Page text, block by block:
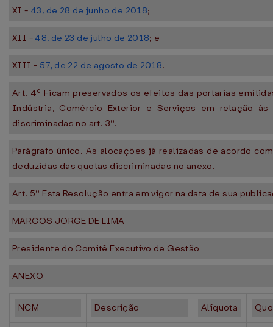
XI - 43, de 28 de junho de 2018;
XII - 48, de 23 de julho de 2018; e
XIII - 57, de 22 de agosto de 2018.
Art. 4º Ficam preservados os efeitos das portarias
Indústria, Comércio Exterior e Serviços em relação
discriminadas no art. 3º.
Parágrafo único. As alocações já realizadas de acordo
deduzidas das quotas discriminadas no anexo.
Art. 5º Esta Resolução entra em vigor na data de sua
MARCOS JORGE DE LIMA
Presidente do Comitê Executivo de Gestão
ANEXO
NCM Descrição Alíquota